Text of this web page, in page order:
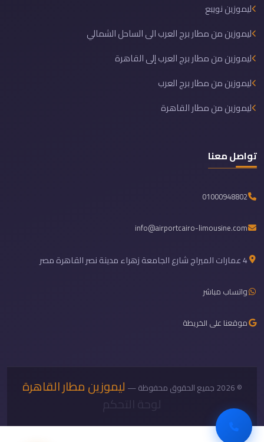
ليموزين نويبع
ليموزين من مطار برج العرب الى الساحل الشمالي
ليموزين من مطار برج العرب إلى القاهرة
ليموزين من مطار برج العرب
ليموزين من مطار القاهرة
تواصل معنا
01000948802
info@airportcairo-limousine.com
4 عمارات الميراج شارع الجامعة زهراء مدينة نصر القاهرة مصر
واتساب مباشر
موقعنا على الخريطة
ليموزين مطار القاهرة